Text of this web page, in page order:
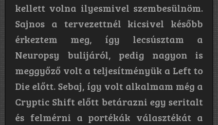
kellett volna ilyesmivel szembesülnöm.
Sajnos a tervezettnél kicsivel később
érkeztem meg, így lecsúsztam a
Neuropsy bulijáról, pedig nagyon is
meggyőző volt a teljesítményük a Left to
Die előtt. Sebaj, így volt alkalmam még a
Cryptic Shift előtt betárazni egy seritalt
és felmérni a portékák választékát a